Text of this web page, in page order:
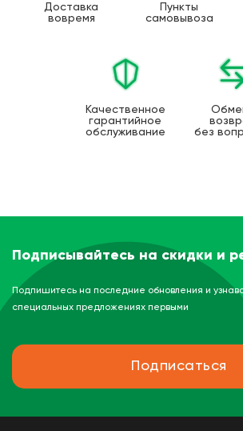
Доставка
вовремя
Пункты
самовывоза
Качественное
гарантийное
обслуживание
без
Подписывайтесь на скидки и
Подпишитесь на последние обновления и
специальных предложениях первыми
Подписаться